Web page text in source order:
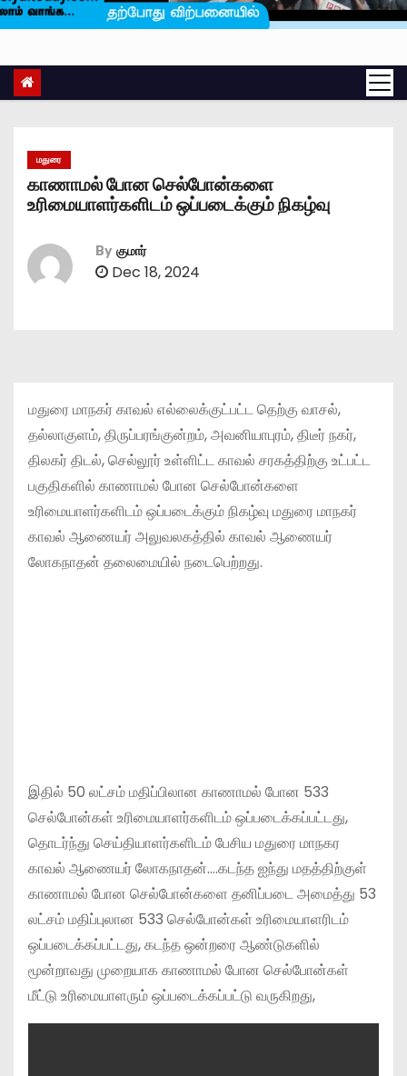
மதுரை
காணாமல் போன செல்போன்களை
உரிமையாளர்களிடம் ஒப்படைக்கும் நிகழ்வு
By குமார்
Dec 18, 2024
மதுரை மாநகர் காவல் எல்லைக்குட்பட்ட தெற்கு வாசல்,
தல்லாகுளம், திருப்பரங்குன்றம், அவனியாபுரம், திடீர் நகர்,
திலகர் திடல், செல்லூர் உள்ளிட்ட காவல் சரகத்திற்கு உட்பட்ட
பகுதிகளில் காணாமல் போன செல்போன்களை
உரிமையாளர்களிடம் ஒப்படைக்கும் நிகழ்வு மதுரை மாநகர்
காவல் ஆணையர் அலுவலகத்தில் காவல் ஆணையர்
லோகநாதன் தலைமையில் நடைபெற்றது.
இதில் 50 லட்சம் மதிப்பிலான காணாமல் போன 533
செல்போன்கள் உரிமையாளர்களிடம் ஒப்படைக்கப்பட்டது,
தொடர்ந்து செய்தியாளர்களிடம் பேசிய மதுரை மாநகர
காவல் ஆணையர் லோகநாதன்….கடந்த ஐந்து மதத்திற்குள்
காணாமல் போன செல்போன்களை தனிப்படை அமைத்து 53
லட்சம் மதிப்புலான 533 செல்போன்கள் உரிமையாளரிடம்
ஒப்படைக்கப்பட்டது, கடந்த ஒன்றரை ஆண்டுகளில்
மூன்றாவது முறையாக காணாமல் போன செல்போன்கள்
மீட்டு உரிமையாளரும் ஒப்படைக்கப்பட்டு வருகிறது,